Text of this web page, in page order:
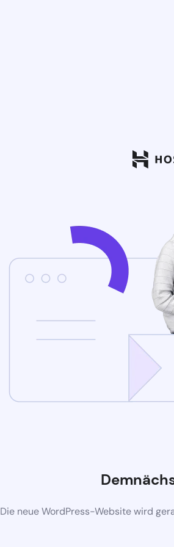
Die neue WordPress-Website wird